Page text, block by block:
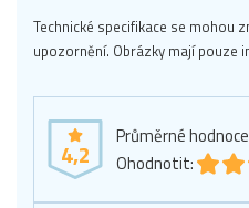
Technické specifikace se mohou
upozornění. Obrázky mají pouze
4,2
Průměrné
Ohodnotit: